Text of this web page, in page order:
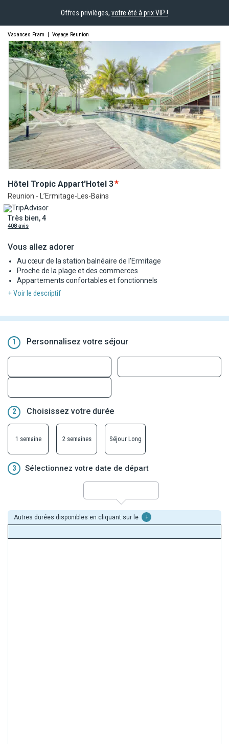
Offres privilèges, votre été à prix VIP !
Vacances Fram | Voyage Reunion
Hôtel Tropic Appart'Hotel 3
Reunion - L’Ermitage-Les-Bains
Très bien, 4
408 avis
Vous allez adorer
Au cœur de la station balnéaire de l'Ermitage
Proche de la plage et des commerces
Appartements confortables et fonctionnels
+ Voir le descriptif
1 Personnalisez votre séjour
2 Choisissez votre durée
1 semaine 2 semaines Séjour Long
3 Sélectionnez votre date de départ
Autres durées disponibles en cliquant sur le +